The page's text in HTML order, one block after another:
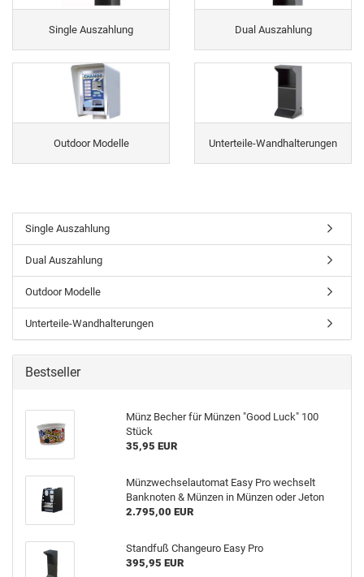
Single Auszahlung Dual Auszahlung
Outdoor Modelle Unterteile-Wandhalterungen
Single Auszahlung
Dual Auszahlung
Outdoor Modelle
Unterteile-Wandhalterungen
Bestseller
Münz Becher für Münzen "Good Luck" 100
Stück
35,95 EUR
Münzwechselautomat Easy Pro wechselt
Banknoten & Münzen in Münzen oder Jeton
2.795,00 EUR
Standfuß Changeuro Easy Pro
395,95 EUR